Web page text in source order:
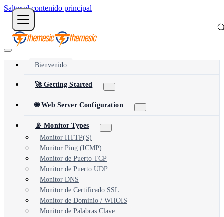
Saltar al contenido principal
Bienvenido
🚀 Getting Started
🌐 Web Server Configuration
📡 Monitor Types
Monitor HTTP(S)
Monitor Ping (ICMP)
Monitor de Puerto TCP
Monitor de Puerto UDP
Monitor DNS
Monitor de Certificado SSL
Monitor de Dominio / WHOIS
Monitor de Palabras Clave